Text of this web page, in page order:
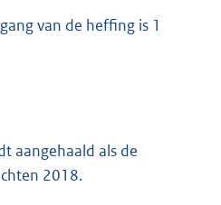
van de heffing is 1
aangehaald als de
2018.